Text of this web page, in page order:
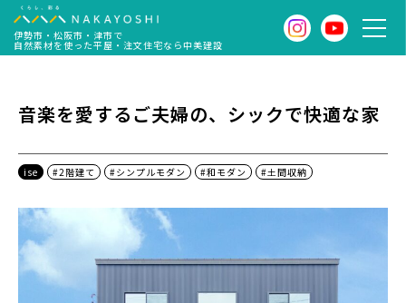
伊勢市・松阪市・津市で
自然素材を使った平屋・注文住宅なら中美建設
音楽を愛するご夫婦の、シックで快適な家
ise #2階建て #シンプルモダン #和モダン #土間収納